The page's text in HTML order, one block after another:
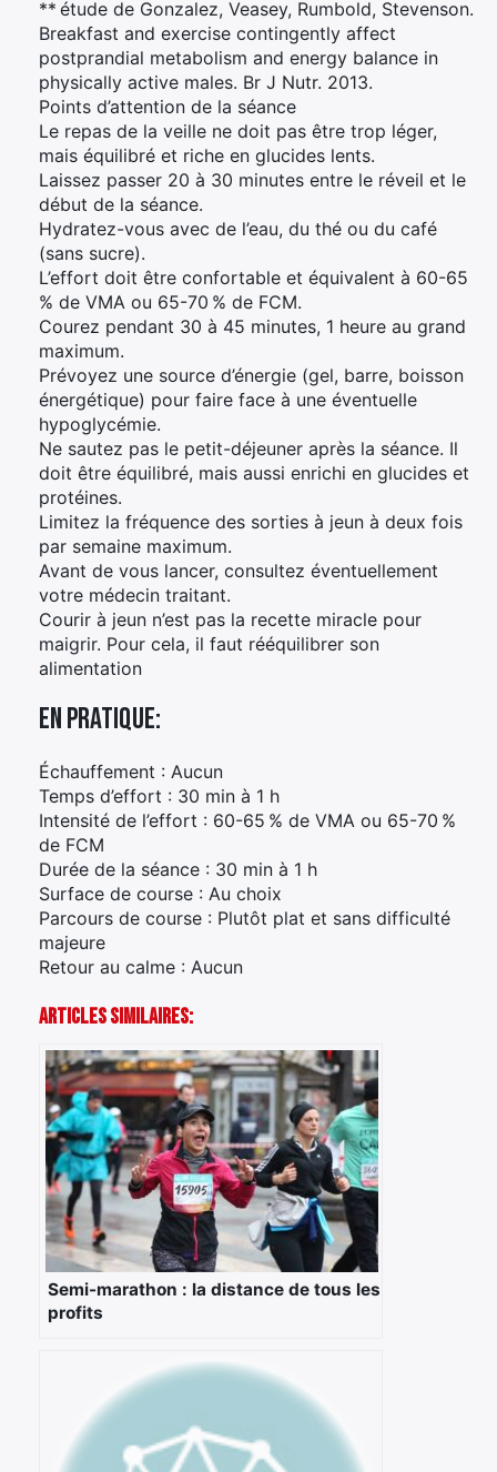
** étude de Gonzalez, Veasey, Rumbold, Stevenson.
Breakfast and exercise contingently affect
postprandial metabolism and energy balance in
physically active males. Br J Nutr. 2013.
Points d’attention de la séance
Le repas de la veille ne doit pas être trop léger,
mais équilibré et riche en glucides lents.
Laissez passer 20 à 30 minutes entre le réveil et le
début de la séance.
Hydratez-vous avec de l’eau, du thé ou du café
(sans sucre).
L’effort doit être confortable et équivalent à 60-65
% de VMA ou 65-70 % de FCM.
Courez pendant 30 à 45 minutes, 1 heure au grand
maximum.
Prévoyez une source d’énergie (gel, barre, boisson
énergétique) pour faire face à une éventuelle
hypoglycémie.
Ne sautez pas le petit-déjeuner après la séance. Il
doit être équilibré, mais aussi enrichi en glucides et
protéines.
Limitez la fréquence des sorties à jeun à deux fois
par semaine maximum.
Avant de vous lancer, consultez éventuellement
votre médecin traitant.
Courir à jeun n’est pas la recette miracle pour
maigrir. Pour cela, il faut rééquilibrer son
alimentation
En pratique:
Échauffement : Aucun
Temps d’effort : 30 min à 1 h
Intensité de l’effort : 60-65 % de VMA ou 65-70 %
de FCM
Durée de la séance : 30 min à 1 h
Surface de course : Au choix
Parcours de course : Plutôt plat et sans difficulté
majeure
Retour au calme : Aucun
Articles Similaires:
Semi-marathon : la distance de tous les
profits